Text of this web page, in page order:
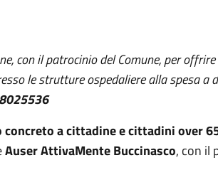
con il patrocinio del Comune, per
le strutture ospedaliere alla spesa a
concreto a cittadine e cittadini over
Auser AttivaMente Buccinasco, con il